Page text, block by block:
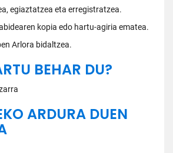
egiaztatzea eta erregistratzea.
kopia edo hartu-agiria ematea.
Arlora bidaltzea.
BEHAR DU?
ARDURA DUEN